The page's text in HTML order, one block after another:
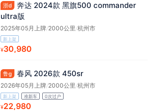
浙d
奔达 2024款 黑旗500 commander
ultra版
2025年05月上牌/2000公里/杭州市
新上架
¥30,980
鲁g 春风 2026款 450sr
2026年05月上牌/2000公里/杭州市
新上架 准新车 0次过户
¥22,980